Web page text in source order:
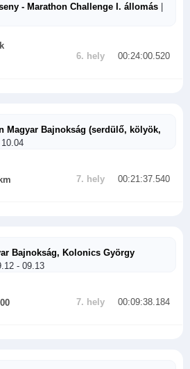
- Marathon Challenge I. állomás |
6. hely 00:24:00.520
Magyar Bajnokság (serdülő, kölyök,
7. hely 00:21:37.540
Bajnokság, Kolonics György
- 09.13
7. hely 00:09:38.184